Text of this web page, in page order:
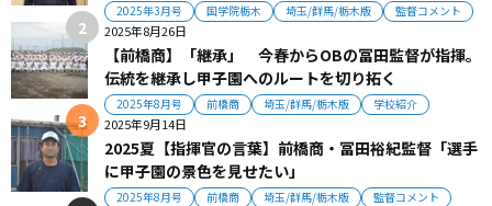
2025年3月号 国学院栃木 埼玉/群馬/栃木版 監督コメント
2025年8月26日
【前橋商】「継承」 今春からOBの冨田監督が指揮。
伝統を継承し甲子園へのルートを切り拓く
2025年8月号 前橋商 埼玉/群馬/栃木版 学校紹介
2025年9月14日
2025夏【指揮官の言葉】前橋商・冨田裕紀監督「選手
に甲子園の景色を見せたい」
2025年8月号 前橋商 埼玉/群馬/栃木版 監督コメント